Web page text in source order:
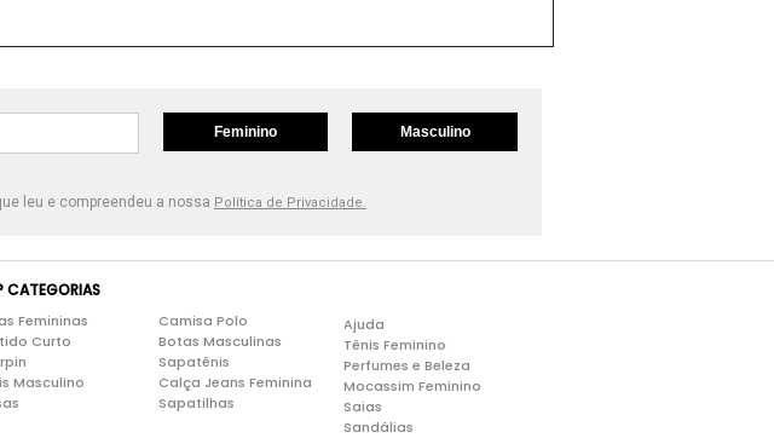
Feminino Masculino
leu e compreendeu a nossa Política de Privacidade.
CATEGORIAS
Femininas
Curto
Masculino
Camisa Polo
Botas Masculinas
Sapatênis
Calça Jeans Feminina
Sapatilhas
Ajuda
Tênis Feminino
Perfumes e Beleza
Mocassim Feminino
Saias
Sandálias